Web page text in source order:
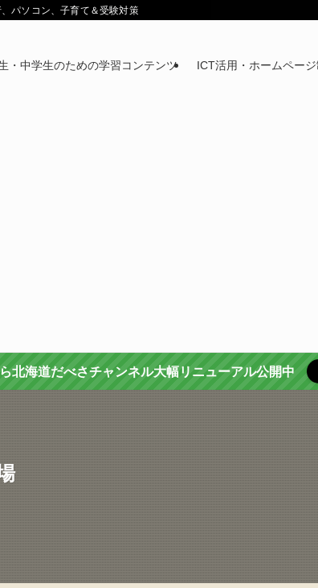
パソコン、子育て＆受験対策
・中学生のための学習コンテンツ ICT活用・ホームペー
北海道だべさチャンネル大幅リニューアル公開中